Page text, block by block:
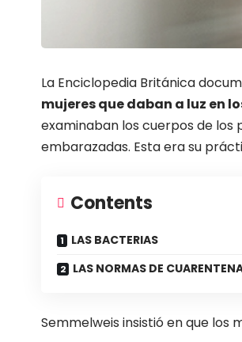
La Enciclopedia Británica
mujeres que daban a luz en
examinaban los cuerpos de los
embarazadas. Esta era su
Contents
LAS BACTERIAS
LAS NORMAS DE
Semmelweis insistió en que